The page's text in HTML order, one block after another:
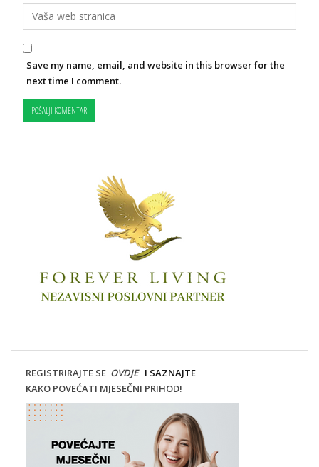
Save my name, email, and website in this browser for the
next time I comment.
REGISTRIRAJTE SE OVDJEI SAZNAJTE
KAKO POVEĆATI MJESEČNI PRIHOD!